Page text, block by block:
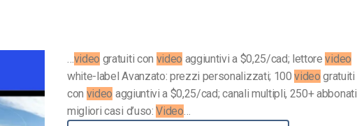
CDN Live Streaming
Analisi Video
Streaming Live per Musicisti
Stazioni TV e Radio
Partners
Contatti
…video gratuiti con video aggiuntivi a $0,25/cad; lettorevideo
white-label Avanzato: prezzi personalizzati; 100video gratuiti
con video aggiuntivi a $0,25/cad; canali multipli, 250+ abbonati I
migliori casi d’uso:Video…